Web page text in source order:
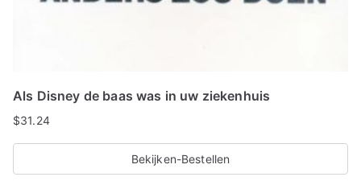
Als Disney de baas was in uw ziekenhuis
$31.24
Bekijken-Bestellen